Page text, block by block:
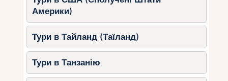
Історичний центр – перше іспанське
місто Куби.
Тропічні плантації какао та дегустація
справжнього кубинського шоколаду.
Пляжний відпочинок у Ольгині
Америки)
Тури в Тайланд (Таїланд)
Тури в Танзанію